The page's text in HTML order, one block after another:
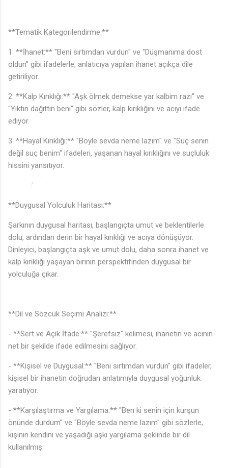
**Tematik Kategorilendirme:**
1. **İhanet:** "Beni sırtımdan vurdun" ve "Düşmanıma dost
oldun" gibi ifadelerle, anlatıcıya yapılan ihanet açıkça dile
getiriliyor.
2. **Kalp Kırıklığı:** "Aşk ölmek demekse yar kalbim razı" ve
"Yıktın dağıttın beni" gibi sözler, kalp kırıklığını ve acıyı ifade
ediyor.
3. **Hayal Kırıklığı:** "Böyle sevda neme lazım" ve "Suç senin
değil suç benim" ifadeleri, yaşanan hayal kırıklığını ve suçluluk
hissini yansıtıyor.
**Duygusal Yolculuk Haritası:**
Şarkının duygusal haritası, başlangıçta umut ve beklentilerle
dolu, ardından derin bir hayal kırıklığı ve acıya dönüşüyor.
Dinleyici, başlangıçta aşk ve umut dolu, daha sonra ihanet ve
kalp kırıklığı yaşayan birinin perspektifinden duygusal bir
yolculuğa çıkar.
**Dil ve Sözcük Seçimi Analizi:**
- **Sert ve Açık İfade:** "Şerefsiz" kelimesi, ihanetin ve acının
net bir şekilde ifade edilmesini sağlıyor.
- **Kişisel ve Duygusal:** "Beni sırtımdan vurdun" gibi ifadeler,
kişisel bir ihanetin doğrudan anlatımıyla duygusal yoğunluk
yaratıyor.
- **Karşılaştırma ve Yargılama:** "Ben ki senin için kurşun
önünde durdum" ve "Böyle sevda neme lazım" gibi sözlerle,
kişinin kendini ve yaşadığı aşkı yargılama şeklinde bir dil
kullanılmış.